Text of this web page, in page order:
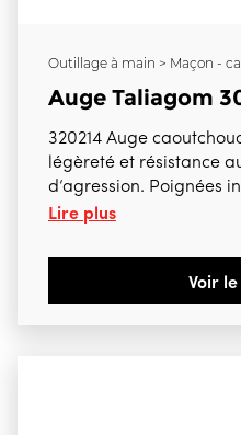
Outillage à main > Maçon -
Auge Taliagom
320214 Auge
légèreté et résistance
d‘agression. Poignées
parois renforcés.
Lire plus
Voir